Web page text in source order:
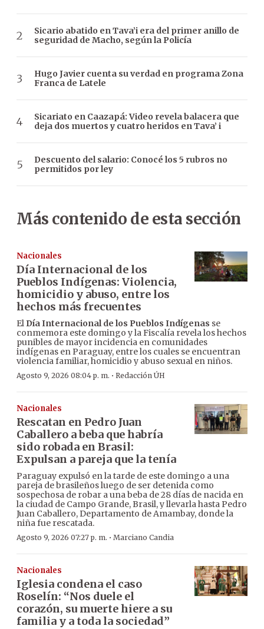
Sicario abatido en Tava’i era del primer anillo de
seguridad de Macho, según la Policía
Hugo Javier cuenta su verdad en programa Zona
Franca de Latele
Sicariato en Caazapá: Video revela balacera que
deja dos muertos y cuatro heridos en Tava’ i
Descuento del salario: Conocé los 5 rubros no
permitidos por ley
Más contenido de esta sección
Nacionales
Día Internacional de los
Pueblos Indígenas: Violencia,
homicidio y abuso, entre los
hechos más frecuentes
El Día Internacional de los Pueblos Indígenas se
conmemora este domingo y la Fiscalía revela los hechos
punibles de mayor incidencia en comunidades
indígenas en Paraguay, entre los cuales se encuentran
violencia familiar, homicidio y abuso sexual en niños.
Agosto 9, 2026 08:04 p. m. · Redacción ÚH
Nacionales
Rescatan en Pedro Juan
Caballero a beba que habría
sido robada en Brasil:
Expulsan a pareja que la tenía
Paraguay expulsó en la tarde de este domingo a una
pareja de brasileños luego de ser detenida como
sospechosa de robar a una beba de 28 días de nacida en
la ciudad de Campo Grande, Brasil, y llevarla hasta Pedro
Juan Caballero, Departamento de Amambay, donde la
niña fue rescatada.
Agosto 9, 2026 07:27 p. m. · Marciano Candia
Nacionales
Iglesia condena el caso
Roselín: “Nos duele el
corazón, su muerte hiere a su
familia y a toda la sociedad”